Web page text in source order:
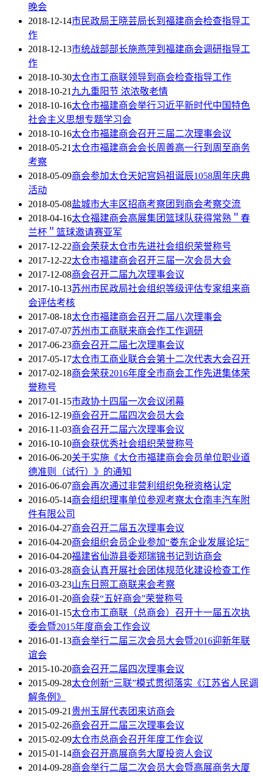
晚会
2018-12-14市民政局王晓芸局长到福建商会检查指导工
作
2018-12-13市统战部部长施燕萍到福建商会调研指导工
作
2018-10-30太仓市工商联领导到商会检查指导工作
2018-10-21九九重阳节 浓浓敬老情
2018-10-16太仓市福建商会举行习近平新时代中国特色
社会主义思想专题学习会
2018-10-16太仓市福建商会召开三届二次理事会议
2018-05-21太仓市福建商会会长周善高一行到周至商务
考察
2018-05-09商会参加太仓天妃宫妈祖诞辰1058周年庆典
活动
2018-05-08盐城市大丰区招商考察团到商会考察交流
2018-04-16太仓福建商会高展集团篮球队获得常熟＂春
兰杯＂篮球邀请赛亚军
2017-12-22商会荣获太仓市先进社会组织荣誉称号
2017-12-22太仓市福建商会召开三届一次会员大会
2017-12-08商会召开二届九次理事会议
2017-10-13苏州市民政局社会组织等级评估专家组来商
会评估考核
2017-08-18太仓市福建商会召开二届八次理事会
2017-07-07苏州市工商联来商会作工作调研
2017-06-23商会召开二届七次理事会议
2017-05-17太仓市工商业联合会第十二次代表大会召开
2017-02-18商会荣获2016年度全市商会工作先进集体荣
誉称号
2017-01-15市政协十四届一次会议闭幕
2016-12-19商会召开二届四次会员大会
2016-11-03商会召开二届六次理事会议
2016-10-10商会获优秀社会组织荣誉称号
2016-06-20关于实施《太仓市福建商会会员单位职业道
德准则（试行）》的通知
2016-06-07商会再次通过非营利组织免税资格认定
2016-05-14商会组织理事单位参观考察太仓南丰汽车附
件有限公司
2016-04-27商会召开二届五次理事会议
2016-04-20商会组织会员企业参加“娄东企业发展论坛”
2016-04-20福建省仙游县委郑瑞锦书记到访商会
2016-03-28商会认真开展社会团体规范化建设检查工作
2016-03-23山东日照工商联来会考察
2016-01-20商会获“五好商会”荣誉称号
2016-01-15太仓市工商联（总商会）召开十一届五次执
委会暨2015年度商会工作会议
2016-01-13商会举行二届三次会员大会暨2016迎新年联
谊会
2015-10-20商会召开二届四次理事会议
2015-09-28太仓创新“三联”模式贯彻落实《江苏省人民调
解条例》
2015-09-21贵州玉屏代表团来访商会
2015-02-26商会召开二届三次理事会议
2015-02-09太仓市总商会召开年度工作会议
2015-01-14商会召开高展商务大厦投资人会议
2014-09-28商会举行二届二次会员大会暨高展商务大厦